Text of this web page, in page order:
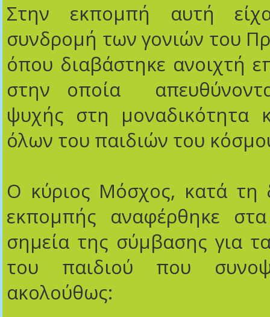
Στην εκπομπή αυτή
συνδρομή των γονιών του
όπου διαβάστηκε ανοιχτή
στην οποία
ψυχής στη μοναδικότητα
όλων του παιδιών του
Ο κύριος Μόσχος, κατά τη
εκπομπής αναφέρθηκε
σημεία της σύμβασης για
του παιδιού που
ακολούθως: